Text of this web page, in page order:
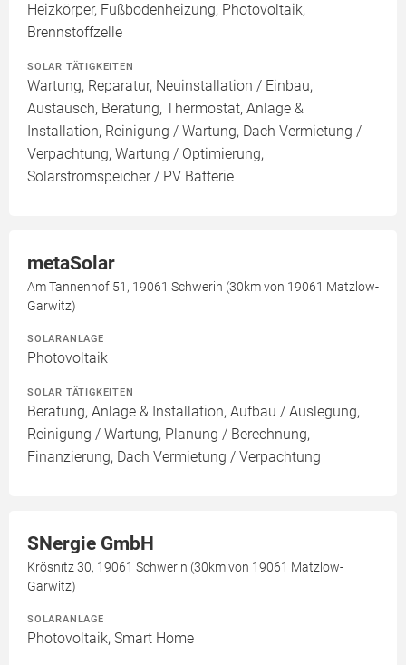
Heizkörper, Fußbodenheizung, Photovoltaik,
Brennstoffzelle
SOLAR TÄTIGKEITEN
Wartung, Reparatur, Neuinstallation / Einbau,
Austausch, Beratung, Thermostat, Anlage &
Installation, Reinigung / Wartung, Dach Vermietung /
Verpachtung, Wartung / Optimierung,
Solarstromspeicher / PV Batterie
metaSolar
Am Tannenhof 51, 19061 Schwerin (30km von 19061 Matzlow-
Garwitz)
SOLARANLAGE
Photovoltaik
SOLAR TÄTIGKEITEN
Beratung, Anlage & Installation, Aufbau / Auslegung,
Reinigung / Wartung, Planung / Berechnung,
Finanzierung, Dach Vermietung / Verpachtung
SNergie GmbH
Krösnitz 30, 19061 Schwerin (30km von 19061 Matzlow-
Garwitz)
SOLARANLAGE
Photovoltaik, Smart Home